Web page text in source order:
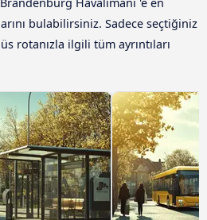
bulabilirsiniz. Sadece seçtiğiniz
rotanızla ilgili tüm ayrıntıları